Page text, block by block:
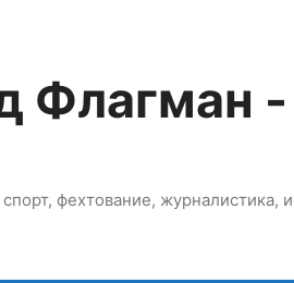
Флагман
фехтование, журналистика,